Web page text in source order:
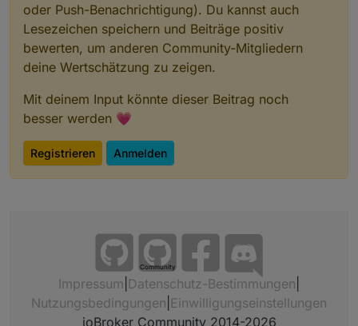
oder Push-Benachrichtigung). Du kannst auch
Lesezeichen speichern und Beiträge positiv
bewerten, um anderen Community-Mitgliedern
deine Wertschätzung zu zeigen.
Mit deinem Input könnte dieser Beitrag noch
besser werden 💗
Registrieren Anmelden
Community
Impressum Datenschutz-Bestimmungen
Nutzungsbedingungen Einwilligungseinstellungen
ioBroker Community 2014-2026